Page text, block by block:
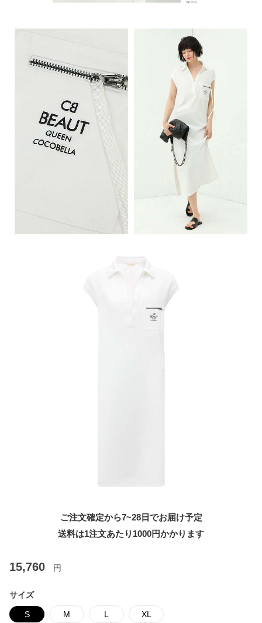
ご注文確定から7~28日でお届け予定
送料は1注文あたり 1000円かかります
15,760 円
サイズ
S M L XL